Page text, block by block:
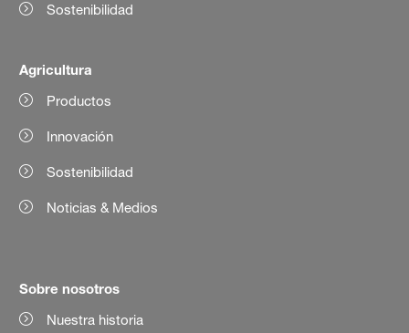
Sostenibilidad
Agricultura
Productos
Innovación
Sostenibilidad
Noticias & Medios
Sobre nosotros
Nuestra historia